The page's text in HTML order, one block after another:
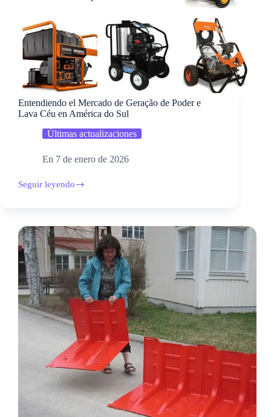
Entendiendo el Mercado de Geração de Poder e
Lava Céu en América do Sul
Últimas actualizaciones
En 7 de enero de 2026
Seguir leyendo